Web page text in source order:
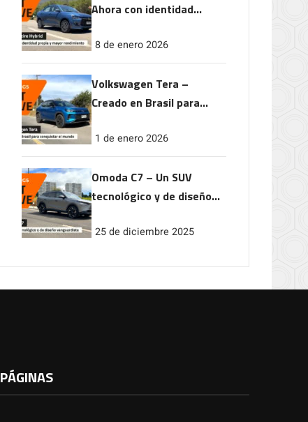
Ahora con identidad
rendimiento
8 de enero 2026
Volkswagen Tera –
Creado en Brasil para
1 de enero 2026
Omoda C7 – Un SUV
tecnológico y de diseño
25 de diciembre 2025
PÁGINAS